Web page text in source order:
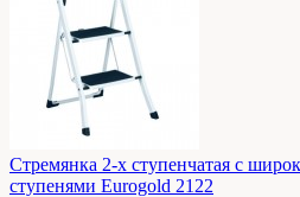
Стремянка 2-х ступенчатая с
ступенями Eurogold 2122